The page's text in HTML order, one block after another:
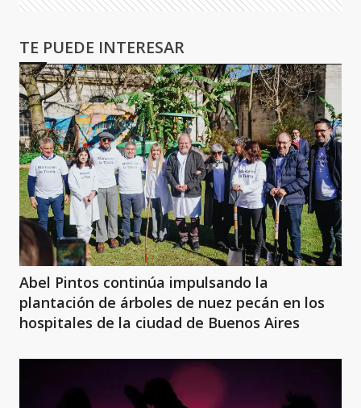
TE PUEDE INTERESAR
Abel Pintos continúa impulsando la
plantación de árboles de nuez pecán en los
hospitales de la ciudad de Buenos Aires